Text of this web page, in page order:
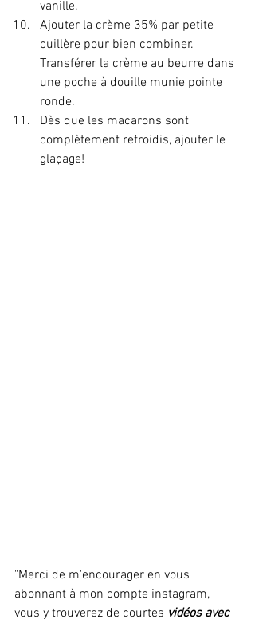
vanille.
Ajouter la crème 35% par petite
cuillère pour bien combiner.
Transférer la crème au beurre dans
une poche à douille munie pointe
ronde.
Dès que les macarons sont
complètement refroidis, ajouter le
glaçage!
"Merci de m'encourager en vous
abonnant à mon compte instagram,
vous y trouverez de courtes vidéos avec